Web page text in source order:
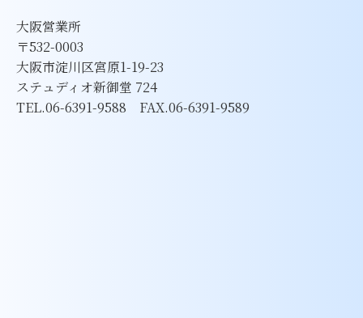
大阪営業所
〒532-0003
大阪市淀川区宮原1-19-23
ステュディオ新御堂 724
TEL.06-6391-9588 FAX.06-6391-9589